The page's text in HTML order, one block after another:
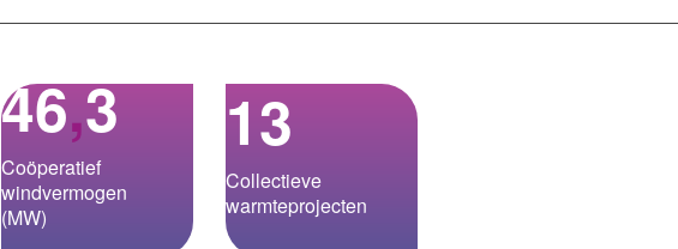
46,3
Coöperatief
windvermogen
(MW)
13
Collectieve
warmteprojecten